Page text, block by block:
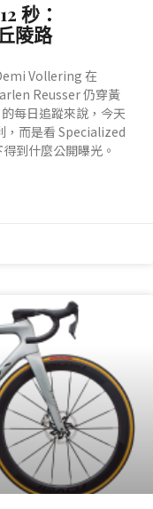
秒：
陵路
Vollering 在
Reusser 仍穿黃
每日追蹤來說，今天
，而是看 Specialized
到什麼公開曝光。